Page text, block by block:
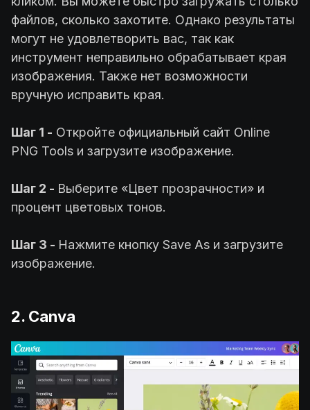
файлов, сколько захотите. Однако результаты
могут не удовлетворить вас, так как
инструмент неправильно обрабатывает края
изображения. Также нет возможности
вручную исправить края.
Шаг 1 - Откройте официальный сайт Online
PNG Tools и загрузите изображение.
Шаг 2 - Выберите «Цвет прозрачности» и
процент цветовых тонов.
Шаг 3 - Нажмите кнопку Save As и загрузите
изображение.
2. Canva